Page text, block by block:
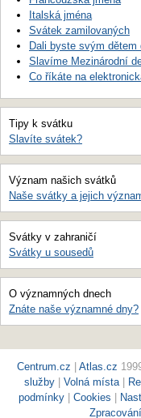
Italská jména
Svátek zamilovaných
Dali byste svým
Slavíme Mezinárodní
Co říkáte na
Tipy k svátku
Slavíte svátek?
Význam našich svátků
Naše svátky a jejich
Svátky v zahraničí
Svátky u sousedů
O významných dnech
Znáte naše významné dny?
Centrum.cz | Atlas.cz
služby | Volná místa|
podmínky | Cookies |